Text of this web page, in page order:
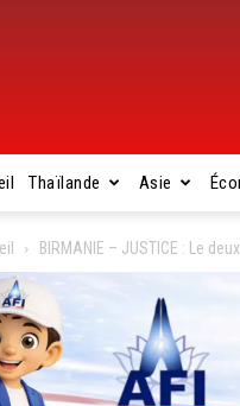
Thaïlande Asie
BIRMANIE – JUSTICE : Le